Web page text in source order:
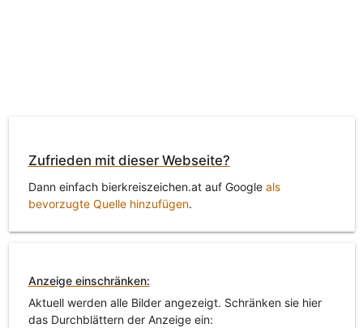
Zufrieden mit dieser Webseite?
Dann einfach bierkreiszeichen.at auf Google als
bevorzugte Quelle hinzufügen.
Anzeige einschränken:
Aktuell werden alle Bilder angezeigt. Schränken sie hier
das Durchblättern der Anzeige ein: